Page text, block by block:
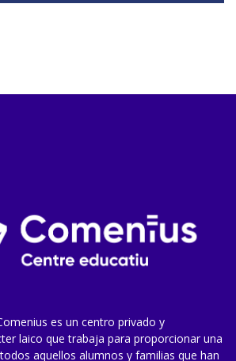
es un centro privado y
laico que trabaja para proporcionar una
aquellos alumnos y familias que han